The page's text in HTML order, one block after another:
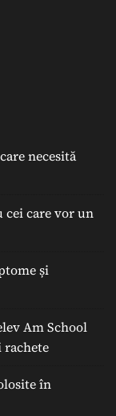
necesită
cei care vor un
și
Am School
rachete
în